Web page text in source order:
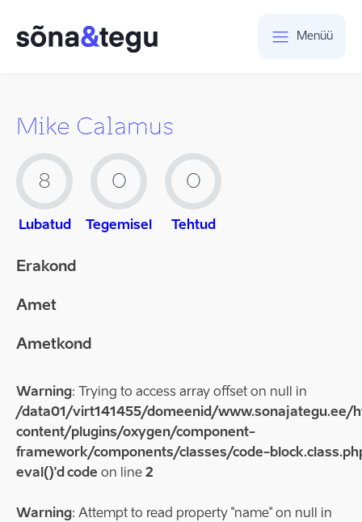
Menüü
Mike Calamus
8
Lubatud
0
Tegemisel
0
Tehtud
Erakond
Amet
Ametkond
Warning: Trying to access array offset on null in
/data01/virt141455/domeenid/www.sonajategu.ee/
content/plugins/oxygen/component-
framework/components/classes/code-
eval()'d code on line 2
Warning: Attempt to read property "name" on null in